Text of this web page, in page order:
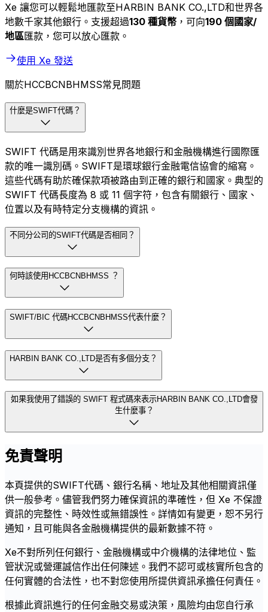
Xe 讓您可以輕鬆地匯款至HARBIN BANK CO.,LTD和世界各
地數千家其他銀行。支援超過130 種貨幣 ，可向190 個國家/
地區匯款，您可以放心匯款。
使用 Xe 發送
關於HCCBCNBHMSS常見問題
什麼是SWIFT代碼？
SWIFT 代碼是用來識別世界各地銀行和金融機構進行國際匯
款的唯一識別碼。SWIFT是環球銀行金融電信協會的縮寫。
這些代碼有助於確保款項被路由到正確的銀行和國家。典型的
SWIFT 代碼長度為 8 或 11 個字符，包含有關銀行、國家、
位置以及有時特定分支機構的資訊。
不同分公司的SWIFT代碼是否相同？
何時該使用HCCBCNBHMSS ？
SWIFT/BIC 代碼HCCBCNBHMSS代表什麼？
HARBIN BANK CO.,LTD是否有多個分支？
如果我使用了錯誤的 SWIFT 程式碼來表示HARBIN BANK CO.,LTD會發
生什麼事？
免責聲明
本頁提供的SWIFT代碼、銀行名稱、地址及其他相關資訊僅
供一般參考。儘管我們努力確保資訊的準確性，但 Xe 不保證
資訊的完整性、時效性或無錯誤性。詳情如有變更，恕不另行
通知，且可能與各金融機構提供的最新數據不符。
Xe不對所列任何銀行、金融機構或中介機構的法律地位、監
管狀況或營運誠信作出任何陳述。我們不認可或核實所包含的
任何實體的合法性，也不對您使用所提供資訊承擔任何責任。
根據此資訊進行的任何金融交易或決策，風險均由您自行承